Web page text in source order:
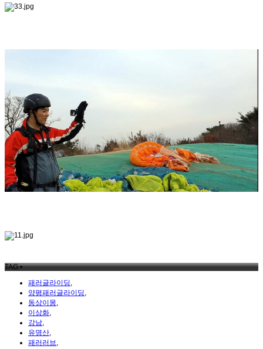
TAG •
패러글라이딩,
양평패러글라이딩,
동상이몽,
이상화,
강남,
유명산,
패러러브,